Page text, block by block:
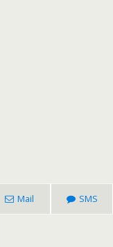
Mail SMS